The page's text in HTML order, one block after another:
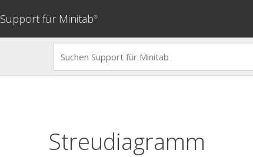
Support für Minitab®
Streudiagramm